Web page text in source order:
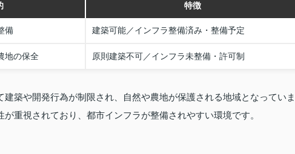
特徴
備 建築可能／インフラ整備済み・整備予定
地の保全 原則建築不可／インフラ未整備・許可制
建築や開発行為が制限され、自然や農地が保護される地域となっていま
重視されており、都市インフラが整備されやすい環境です。